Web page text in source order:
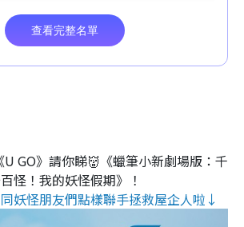
U GO》請你睇👹《蠟筆小新劇場版：千
怪！我的妖怪假期》！
妖怪朋友們點樣聯手拯救屋企人啦↓